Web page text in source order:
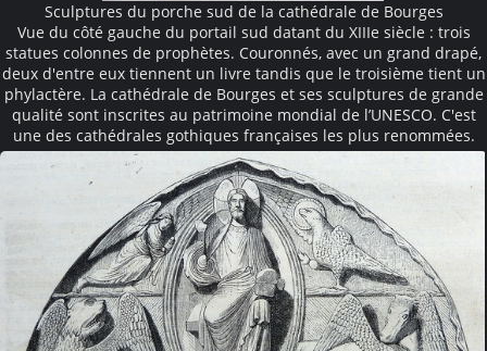
Sculptures du porche sud de la cathédrale de Bourges
Vue du côté gauche du portail sud datant du XIIIe siècle : trois
statues colonnes de prophètes. Couronnés, avec un grand drapé,
deux d'entre eux tiennent un livre tandis que le troisième tient un
phylactère. La cathédrale de Bourges et ses sculptures de grande
qualité sont inscrites au patrimoine mondial de l’UNESCO. C'est
une des cathédrales gothiques françaises les plus renommées.